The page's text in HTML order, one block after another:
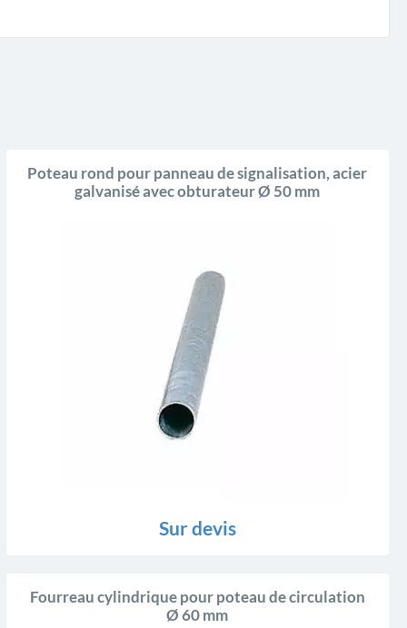
Poteau rond pour panneau de signalisation, acier
galvanisé avec obturateur Ø 50 mm
Sur devis
Fourreau cylindrique pour poteau de circulation
Ø 60 mm